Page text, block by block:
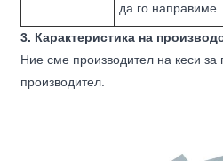
да го направиме.
3. Карактеристика на
Ние сме производител на кеси за
производител.